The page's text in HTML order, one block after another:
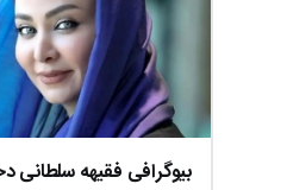
بیوگرافی فقیهه سلطانی